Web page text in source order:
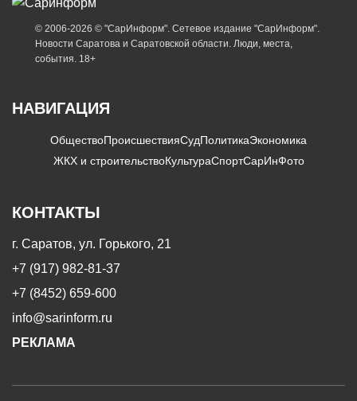
© 2006-2026 © "СарИнформ". Сетевое издание "СарИнформ".
Новости Саратова и Саратовской области. Люди, места,
события. 18+
НАВИГАЦИЯ
ОбществоПроисшествияСудПолитикаЭкономика
ЖКХ и строительствоКультураСпортСарИнФото
КОНТАКТЫ
г. Саратов, ул. Горького, 21
+7 (917) 982-81-37
+7 (8452) 659-600
info@sarinform.ru
РЕКЛАМА